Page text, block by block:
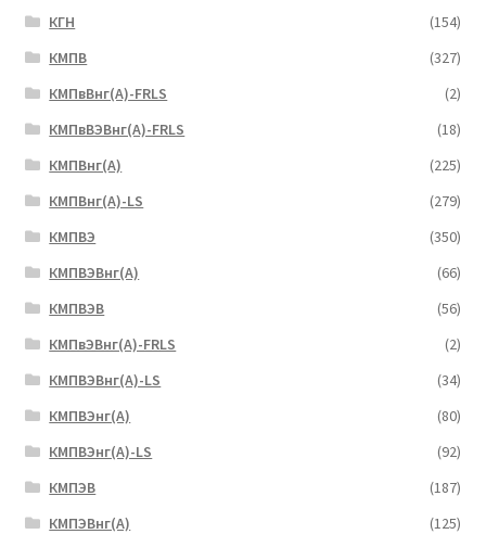
КГН
(154)
КМПВ
(327)
КМПвВнг(А)-FRLS
(2)
КМПвВЭВнг(А)-FRLS
(18)
КМПВнг(А)
(225)
КМПВнг(А)-LS
(279)
КМПВЭ
(350)
КМПВЭBнг(А)
(66)
КМПВЭВ
(56)
КМПвЭВнг(А)-FRLS
(2)
КМПВЭВнг(А)-LS
(34)
КМПВЭнг(А)
(80)
КМПВЭнг(А)-LS
(92)
КМПЭВ
(187)
КМПЭВнг(А)
(125)